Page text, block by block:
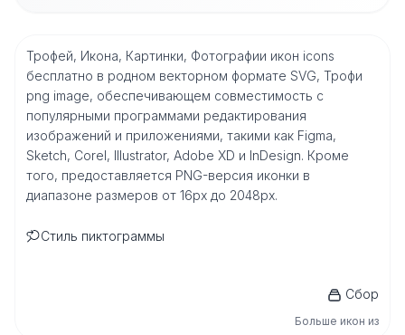
Трофей, Икона, Картинки, Фотографии икон icons
бесплатно в родном векторном формате SVG, Трофи
png image, обеспечивающем совместимость с
популярными программами редактирования
изображений и приложениями, такими как Figma,
Sketch, Corel, Illustrator, Adobe XD и InDesign. Кроме
того, предоставляется PNG-версия иконки в
диапазоне размеров от 16px до 2048px.
Стиль пиктограммы
Сбор
Больше икон из